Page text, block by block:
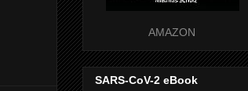
AMAZON
SARS-CoV-2 eBook